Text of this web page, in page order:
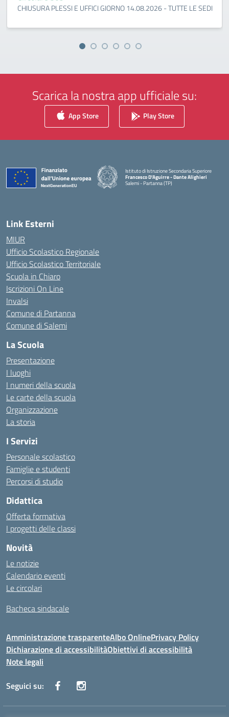
CHIUSURA PLESSI E UFFICI GIORNO 14.08.2026 - TUTTE LE SEDI
Scarica la nostra app ufficiale su:
App Store Play Store
Istituto di Istruzione Secondaria Superiore
Francesco D'Aguirre - Dante Alighieri
Salemi - Partanna (TP)
Link Esterni
MIUR
Ufficio Scolastico Regionale
Ufficio Scolastico Territoriale
Scuola in Chiaro
Iscrizioni On Line
Invalsi
Comune di Partanna
Comune di Salemi
La Scuola
Presentazione
I luoghi
I numeri della scuola
Le carte della scuola
Organizzazione
La storia
I Servizi
Personale scolastico
Famiglie e studenti
Percorsi di studio
Didattica
Offerta formativa
I progetti delle classi
Novità
Le notizie
Calendario eventi
Le circolari
Bacheca sindacale
Amministrazione trasparenteAlbo OnlinePrivacy Policy
Dichiarazione di accessibilitàObiettivi di accessibilità
Note legali
Seguici su: